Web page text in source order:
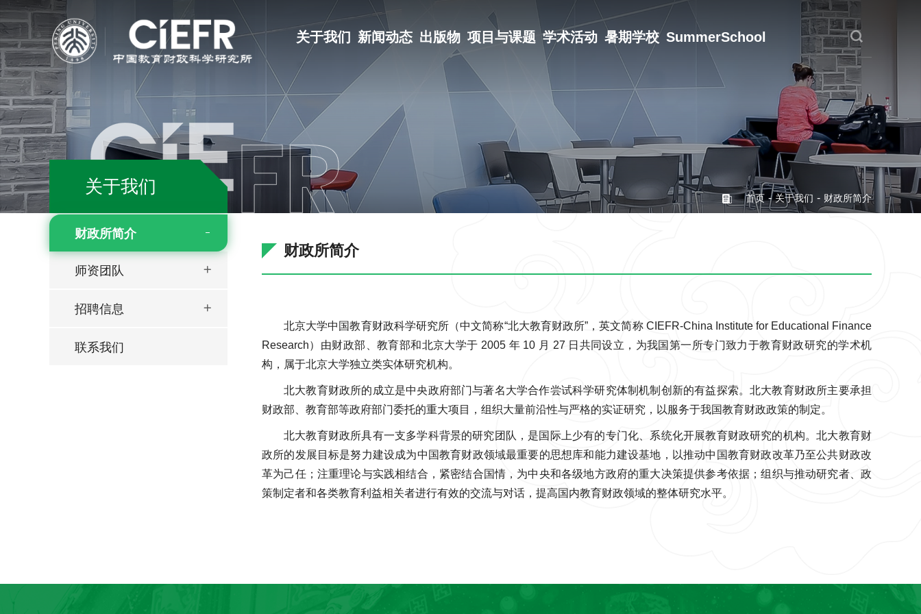
关于我们 新闻动态 出版物 项目与课题 学术活动 暑期学校 SummerSchool
关于我们
财政所简介
师资团队
招聘信息
联系我们
首页 - 关于我们 - 财政所简介
财政所简介
北京大学中国教育财政科学研究所（中文简称“北大教育财政所”，英文简称 CIEFR-China Institute for Educational Finance
Research）由财政部、教育部和北京大学于 2005 年 10 月 27 日共同设立，为我国第一所专门致力于教育财政研究的学术机
构，属于北京大学独立类实体研究机构。
北大教育财政所的成立是中央政府部门与著名大学合作尝试科学研究体制机制创新的有益探索。北大教育财政所主要承担
财政部、教育部等政府部门委托的重大项目，组织大量前沿性与严格的实证研究，以服务于我国教育财政政策的制定。
北大教育财政所具有一支多学科背景的研究团队，是国际上少有的专门化、系统化开展教育财政研究的机构。北大教育财
政所的发展目标是努力建设成为中国教育财政领域最重要的思想库和能力建设基地，以推动中国教育财政改革乃至公共财政改
革为己任；注重理论与实践相结合，紧密结合国情，为中央和各级地方政府的重大决策提供参考依据；组织与推动研究者、政
策制定者和各类教育利益相关者进行有效的交流与对话，提高国内教育财政领域的整体研究水平。